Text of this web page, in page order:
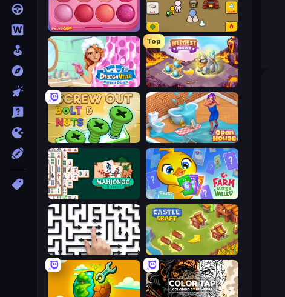
Grow Nano
Piece of Cake: Merge and Bake
Top
Mergest Kingdom
Designville: Merge & Design
Open House
Screw Out: Bolts and Nuts
Farm Merge Valley
Mahjongg Solitaire
Castle Craft
Arrow Escape: Puzzle